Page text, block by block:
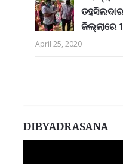
ଜିଲ୍ଲାରେ
April 25, 2020
DIBYADRASANA